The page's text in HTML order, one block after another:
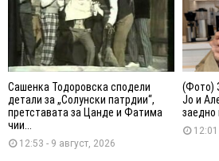
Сашенка Тодоровска сподели
детали за „Солунски патрдии“,
претставата за Цанде и Фатима
чии...
12:53 - 9 август, 2026
(Фото)
Јо и
заедно